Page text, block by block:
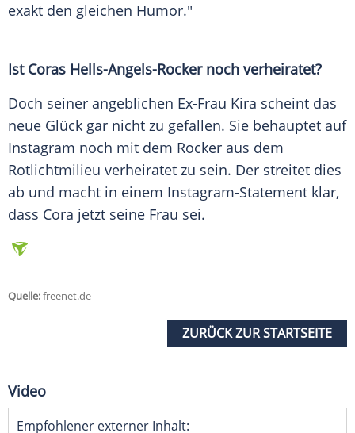
exakt den gleichen Humor."
Ist Coras Hells-Angels-Rocker noch verheiratet?
Doch seiner angeblichen Ex-Frau Kira scheint das
neue Glück gar nicht zu gefallen. Sie behauptet auf
Instagram noch mit dem Rocker aus dem
Rotlichtmilieu verheiratet zu sein. Der streitet dies
ab und macht in einem Instagram-Statement klar,
dass Cora jetzt seine Frau sei.
Quelle:freenet.de
ZURÜCK ZUR STARTSEITE
Video
Empfohlener externer Inhalt: